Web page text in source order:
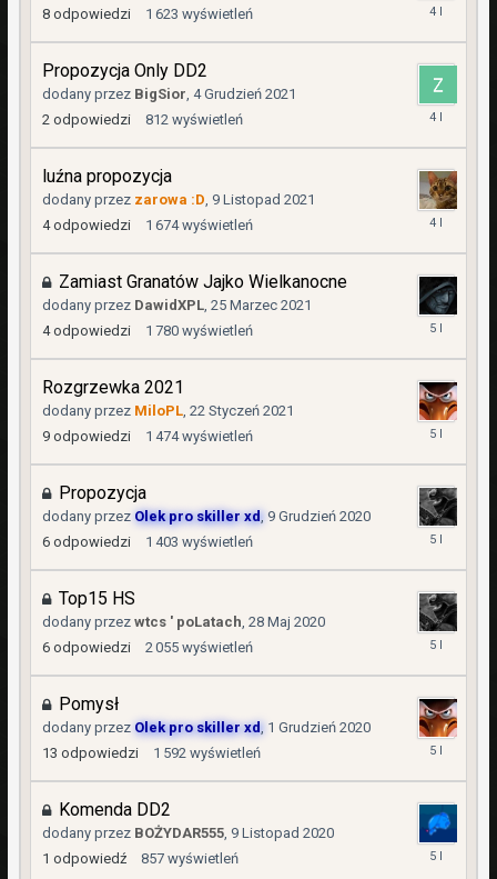
8 odpowiedzi 1 623 wyświetleń
23
Propozycja Only DD2
dodany przez BigSior, 4 Grudzień 2021
2 odpowiedzi 812 wyświetleń
luźna propozycja
dodany przez zarowa :D, 9 Listopad 2021
4 odpowiedzi 1 674 wyświetleń
11
Zamiast Granatów Jajko Wielkanocne
dodany przez DawidXPL, 25 Marzec 2021
4 odpowiedzi 1 780 wyświetleń
26
Rozgrzewka 2021
dodany przez MiloPL, 22 Styczeń 2021
9 odpowiedzi 1 474 wyświetleń
13
Propozycja
dodany przez Olek pro skiller xd, 9 Grudzień 2020
6 odpowiedzi 1 403 wyświetleń
Top15 HS
dodany przez wtcs ' poLatach, 28 Maj 2020
6 odpowiedzi 2 055 wyświetleń
Pomysł
dodany przez Olek pro skiller xd, 1 Grudzień 2020
13 odpowiedzi 1 592 wyświetleń
24
Komenda DD2
dodany przez BOŻYDAR555, 9 Listopad 2020
1 odpowiedź 857 wyświetleń
14